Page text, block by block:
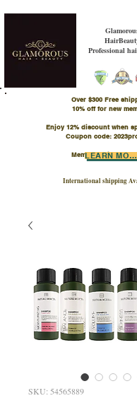
Professional
Over $300 Free
​10% off for new
Enjoy 12% discount when
Coupon code:
Member Points
International shipping
LEARN MORE
SKU: 54565889